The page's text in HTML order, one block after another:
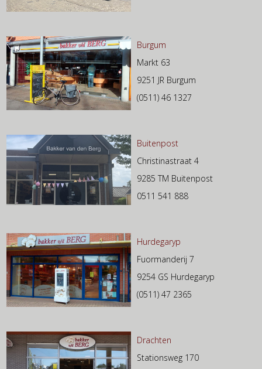
Burgum
Markt 63
9251 JR Burgum
(0511) 46 1327
Buitenpost
Christinastraat 4
9285 TM Buitenpost
0511 541 888
Hurdegaryp
Fuormanderij 7
9254 GS Hurdegaryp
(0511) 47 2365
Drachten
Stationsweg 170